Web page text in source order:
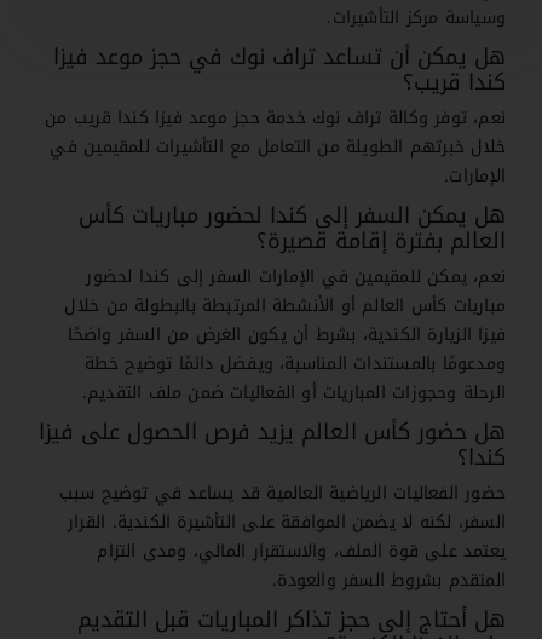
وسياسة مركز التأشيرات.
هل يمكن أن تساعد تراف نوك في حجز موعد فيزا
كندا قريب؟
نعم، توفر وكالة تراف نوك خدمة حجز موعد فيزا كندا قريب من
خلال خبرتهم الطويلة من التعامل مع التأشيرات للمقيمين في
الإمارات.
هل يمكن السفر إلى كندا لحضور مباريات كأس
العالم بفترة إقامة قصيرة؟
نعم، يمكن للمقيمين في الإمارات السفر إلى كندا لحضور
مباريات كأس العالم أو الأنشطة المرتبطة بالبطولة من خلال
فيزا الزيارة الكندية، بشرط أن يكون الغرض من السفر واضحًا
ومدعومًا بالمستندات المناسبة، ويفضل دائمًا توضيح خطة
الرحلة وحجوزات المباريات أو الفعاليات ضمن ملف التقديم.
هل حضور كأس العالم يزيد فرص الحصول على فيزا
كندا؟
حضور الفعاليات الرياضية العالمية قد يساعد في توضيح سبب
السفر، لكنه لا يضمن الموافقة على التأشيرة الكندية. القرار
يعتمد على قوة الملف، والاستقرار المالي، ومدى التزام
المتقدم بشروط السفر والعودة.
هل أحتاج إلى حجز تذاكر المباريات قبل التقديم